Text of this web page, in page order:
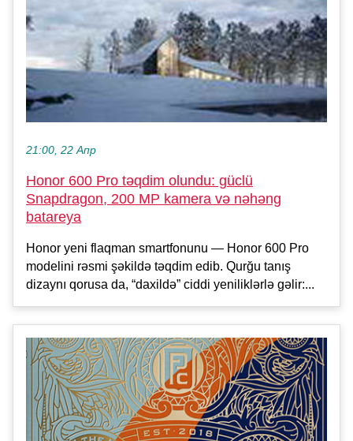
21:00, 22 Апр
Honor 600 Pro təqdim olundu: güclü
Snapdragon, 200 MP kamera və nəhəng
batareya
Honor yeni flaqman smartfonunu — Honor 600 Pro
modelini rəsmi şəkildə təqdim edib. Qurğu tanış
dizaynı qorusa da, “daxildə” ciddi yeniliklərlə gəlir:...